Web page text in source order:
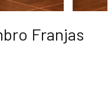
Franjas